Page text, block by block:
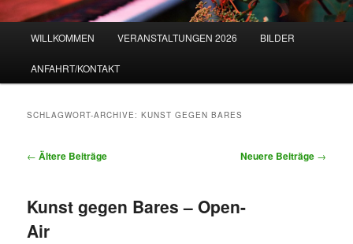
WILLKOMMEN VERANSTALTUNGEN 2026 BILDER
ANFAHRT/KONTAKT
SCHLAGWORT-ARCHIVE:KUNST GEGEN BARES
Beitrags-
← Ältere Beiträge Neuere Beiträge →
Kunst gegen Bares – Open-
Air